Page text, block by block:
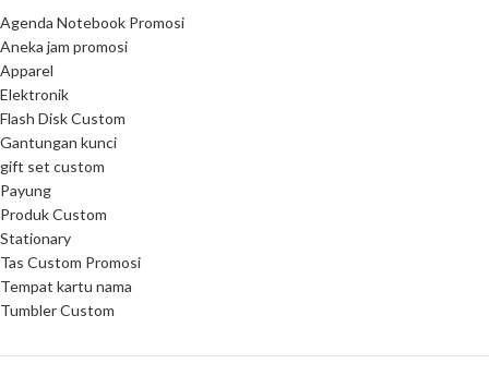
Agenda Notebook Promosi
Aneka jam promosi
Apparel
Elektronik
Flash Disk Custom
Gantungan kunci
gift set custom
Payung
Produk Custom
Stationary
Tas Custom Promosi
Tempat kartu nama
Tumbler Custom